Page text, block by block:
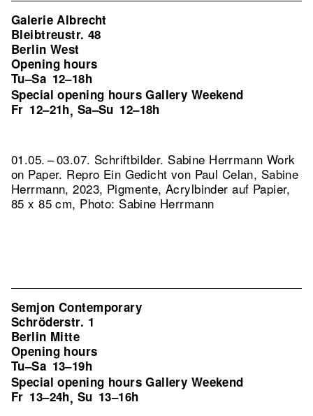
Galerie Albrecht
Bleibtreustr. 48
Berlin West
Opening hours
Tu–Sa 12–18h
Special opening hours Gallery Weekend
Fr 12–21h, Sa–Su 12–18h
01.05. – 03.07. Schriftbilder. Sabine Herrmann Work
on Paper. Repro Ein Gedicht von Paul Celan, Sabine
Herrmann, 2023, Pigmente, Acrylbinder auf Papier,
85 x 85 cm, Photo: Sabine Herrmann
Semjon Contemporary
Schröderstr. 1
Berlin Mitte
Opening hours
Tu–Sa 13–19h
Special opening hours Gallery Weekend
Fr 13–24h, Su 13–16h